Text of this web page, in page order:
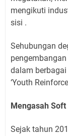
mengikuti
sisi .
Sehubungan
dalam
‘Youth
Mengasah Soft
Sejak tahun